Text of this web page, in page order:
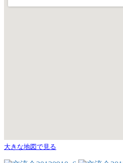
大きな地図で見る